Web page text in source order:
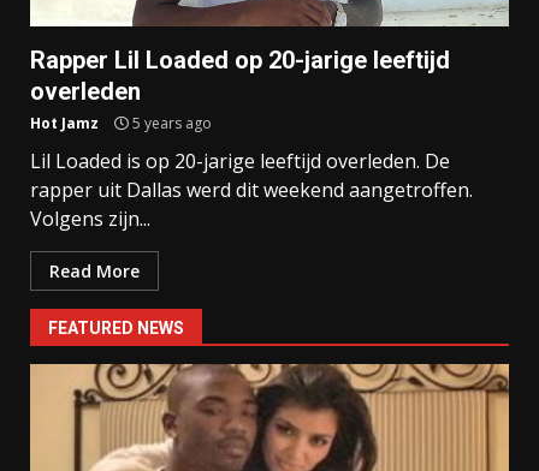
Rapper Lil Loaded op 20-jarige leeftijd
overleden
Hot Jamz 5 years ago
Lil Loaded is op 20-jarige leeftijd overleden. De
rapper uit Dallas werd dit weekend aangetroffen.
Volgens zijn...
Read More
FEATURED NEWS